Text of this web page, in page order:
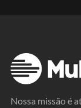
Nossa missão é